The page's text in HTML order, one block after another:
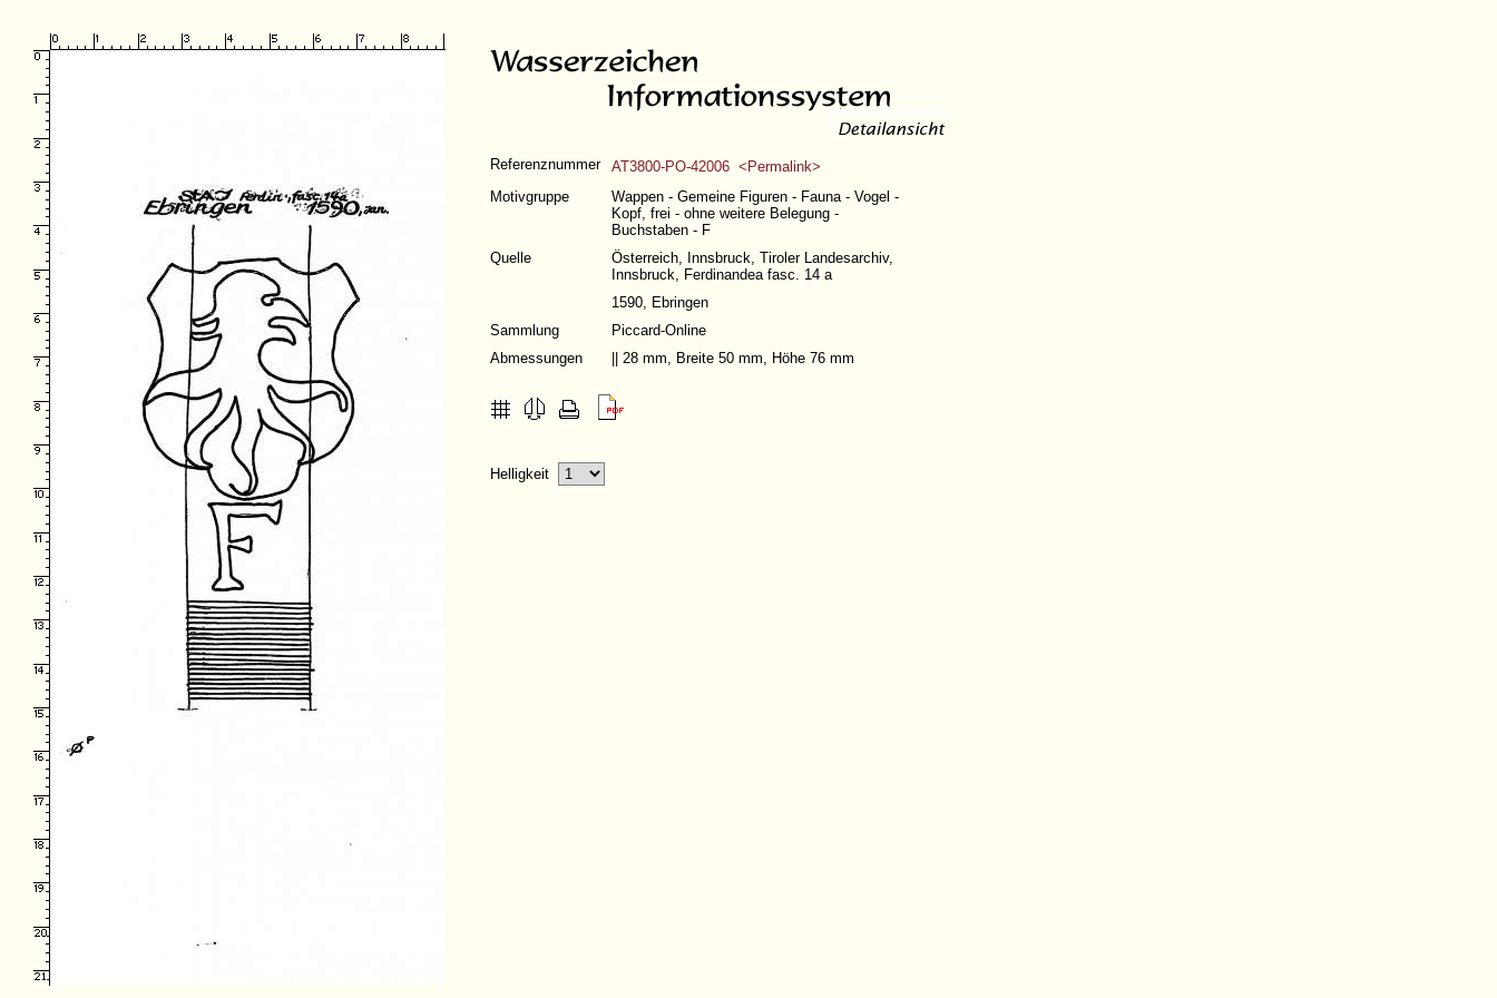
Referenznummer
AT3800-PO-42006 <Permalink>
Motivgruppe
Wappen - Gemeine Figuren - Fauna - Vogel -
Kopf, frei - ohne weitere Belegung -
Buchstaben - F
Quelle
Österreich, Innsbruck, Tiroler Landesarchiv,
Innsbruck, Ferdinandea fasc. 14 a
1590, Ebringen
Sammlung
Piccard-Online
Abmessungen
|| 28 mm, Breite 50 mm, Höhe 76 mm
Helligkeit